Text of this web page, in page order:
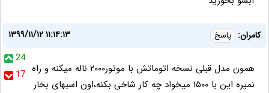
کامران: پاسخ
۱۳۹۹/۱۱/۱۲ ۱۱:۱۴:۱۳
24
17 همون مدل قبلی نسخه اتوماتش با موتور۲۰۰۰ ناله میکنه و راه
نمیره این با ۱۵۰۰ میخواد چه کار شاخی بکنه،اون اسبهای بخار